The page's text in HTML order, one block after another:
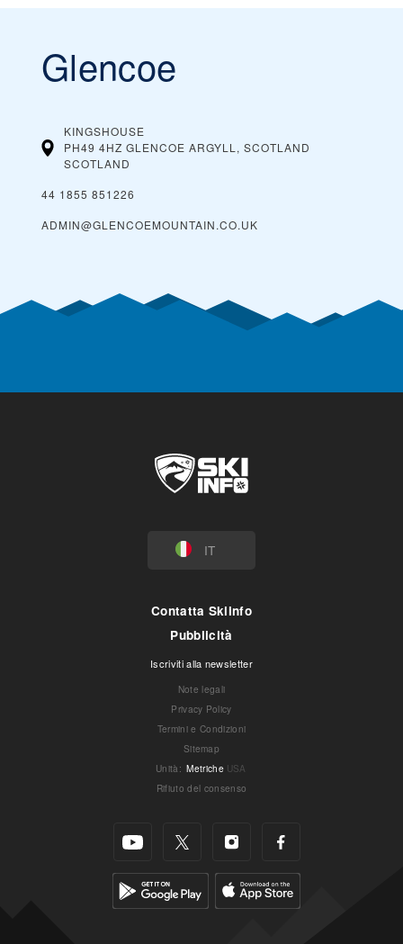
Glencoe
KINGSHOUSE
PH49 4HZ GLENCOE ARGYLL, SCOTLAND
SCOTLAND
44 1855 851226
ADMIN@GLENCOEMOUNTAIN.CO.UK
IT
Contatta Skiinfo
Pubblicità
Iscriviti alla newsletter
Note legali
Privacy Policy
Termini e Condizioni
Sitemap
Unità: Metriche USA
Rifiuto del consenso